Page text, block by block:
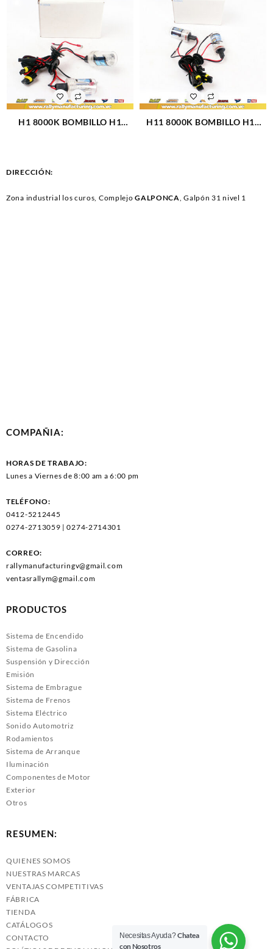
H1 8000K BOMBILLO H1
H11 8000K BOMBILLO H11
DIRECCIÓN:
Zona industrial los curos, ComplejoGALPONCA, Galpón 31 nivel 1
COMPAÑIA:
HORAS DE TRABAJO:
Lunes a Viernes de 8:00 am a 6:00 pm
TELÉFONO:
0412-5212445
0274-2713059 | 0274-2714301
CORREO:
rallymanufacturingv@gmail.com
ventasrallym@gmail.com
PRODUCTOS
Sistema de Encendido
Sistema de Gasolina
Suspensión y Dirección
Emisión
Sistema de Embrague
Sistema de Frenos
Sistema Eléctrico
Sonido Automotriz
Rodamientos
Sistema de Arranque
Iluminación
Componentes de Motor
Exterior
Otros
RESUMEN:
QUIENES SOMOS
NUESTRAS MARCAS
VENTAJAS COMPETITIVAS
FÁBRICA
TIENDA
CATÁLOGOS
CONTACTO
Necesitas Ayuda?Chatea
con Nosotros